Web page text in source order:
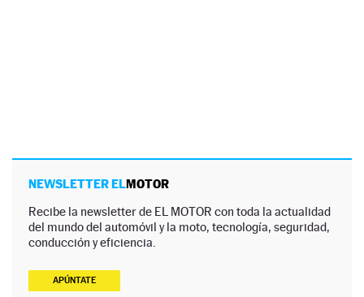
NEWSLETTER ELMOTOR
Recibe la newsletter de EL MOTOR con toda la actualidad
del mundo del automóvil y la moto, tecnología, seguridad,
conducción y eficiencia.
APÚNTATE